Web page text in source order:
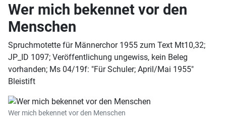
Wer mich bekennet vor den
Menschen
Spruchmotette für Männerchor 1955 zum Text Mt10,32;
JP_ID 1097; Veröffentlichung ungewiss, kein Beleg
vorhanden; Ms 04/19f: "Für Schuler; April/Mai 1955"
Bleistift
Wer mich bekennet vor den Menschen